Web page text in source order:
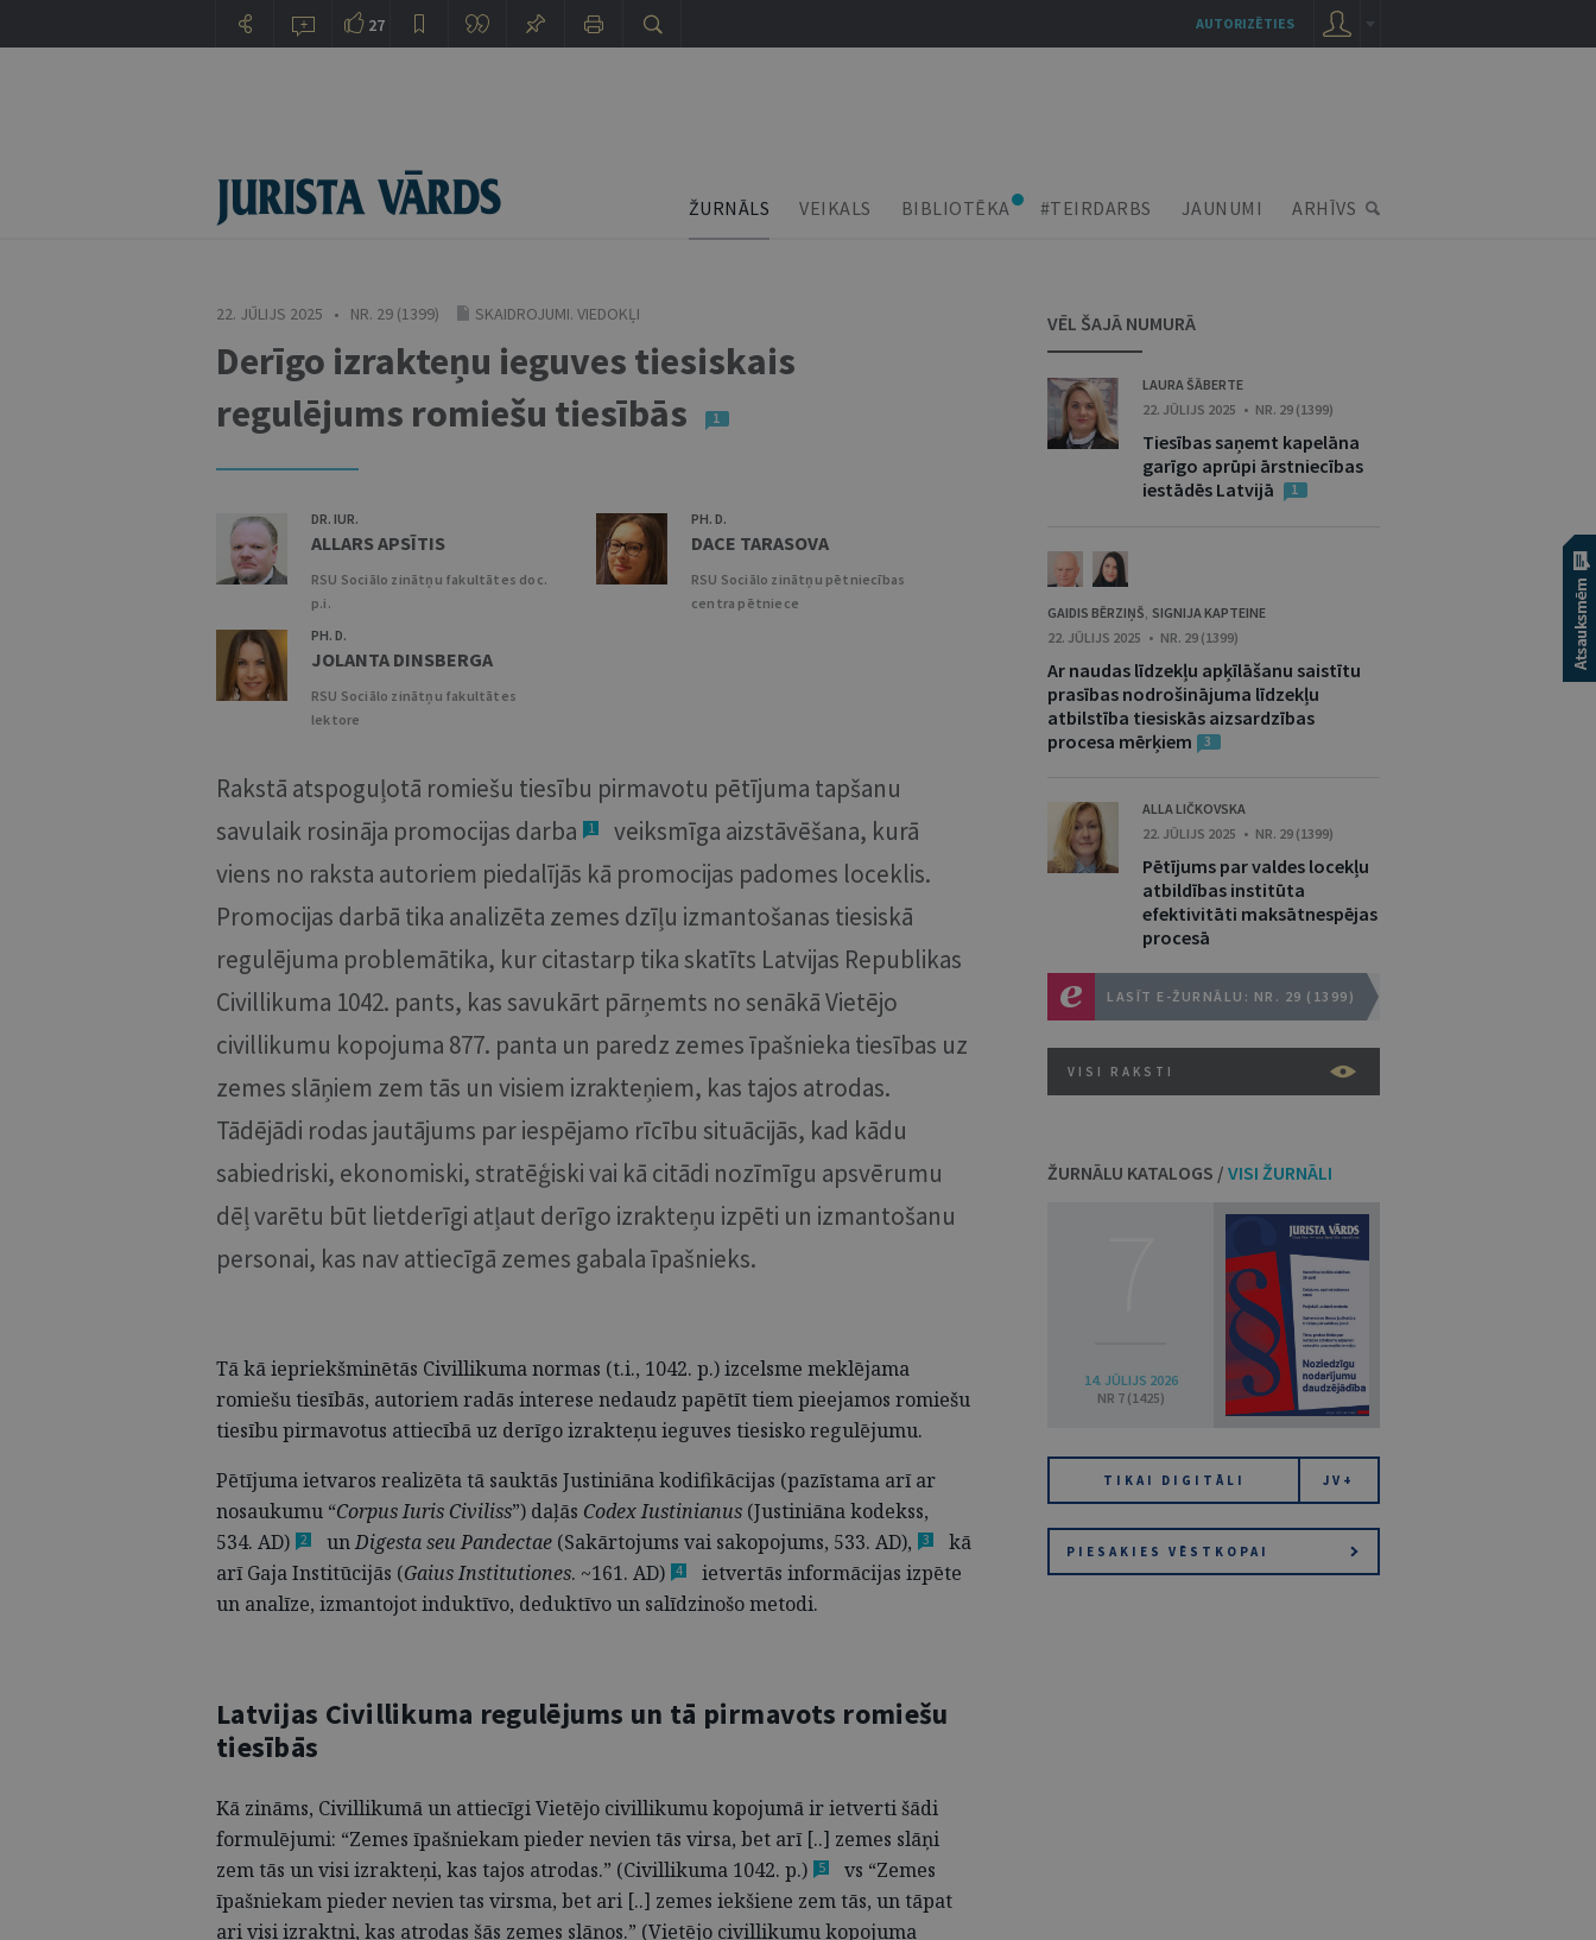
ŽURNĀLS VEIKALS BIBLIOTĒKA #TEIRDARBS JAUNUMI ARHĪVS
22. JŪLIJS 2025 • NR. 29 (1399) SKAIDROJUMI. VIEDOKĻI
Derīgo izrakteņu ieguves tiesiskais
regulējums romiešu tiesībās
1
DR. IUR.
ALLARS APSĪTIS
RSU Sociālo zinātņu fakultātes doc.
p.i.
PH. D.
DACE TARASOVA
RSU Sociālo zinātņu pētniecības
centra pētniece
PH. D.
JOLANTA DINSBERGA
RSU Sociālo zinātņu fakultātes
lektore
Rakstā atspoguļotā romiešu tiesību pirmavotu pētījuma tapšanu
savulaik rosināja promocijas darba
1
veiksmīga aizstāvēšana, kurā
viens no raksta autoriem piedalījās kā promocijas padomes loceklis.
Promocijas darbā tika analizēta zemes dzīļu izmantošanas tiesiskā
regulējuma problemātika, kur citastarp tika skatīts Latvijas Republikas
Civillikuma 1042. pants, kas savukārt pārņemts no senākā Vietējo
civillikumu kopojuma 877. panta un paredz zemes īpašnieka tiesības uz
zemes slāņiem zem tās un visiem izrakteņiem, kas tajos atrodas.
Tādējādi rodas jautājums par iespējamo rīcību situācijās, kad kādu
sabiedriski, ekonomiski, stratēģiski vai kā citādi nozīmīgu apsvērumu
dēļ varētu būt lietderīgi atļaut derīgo izrakteņu izpēti un izmantošanu
personai, kas nav attiecīgā zemes gabala īpašnieks.
Tā kā iepriekšminētās Civillikuma normas (t.i., 1042. p.) izcelsme meklējama
romiešu tiesībās, autoriem radās interese nedaudz papētīt tiem pieejamos romiešu
tiesību pirmavotus attiecībā uz derīgo izrakteņu ieguves tiesisko regulējumu.
Pētījuma ietvaros realizēta tā sauktās Justiniāna kodifikācijas (pazīstama arī ar
nosaukumu “Corpus Iuris Civiliss”) daļās Codex Iustinianus (Justiniāna kodekss,
534. AD) 2 unDigesta seu Pandectae (Sakārtojums vai sakopojums, 533. AD), 3
kā
arī Gaja Institūcijās (Gaius Institutiones. ~161. AD) 4
ietvertās informācijas izpēte
un analīze, izmantojot induktīvo, deduktīvo un salīdzinošo metodi.
Latvijas Civillikuma regulējums un tā pirmavots romiešu
tiesībās
Kā zināms, Civillikumā un attiecīgi Vietējo civillikumu kopojumāir ietverti šādi
formulējumi: “Zemes īpašniekam pieder nevien tās virsa, bet arī [..] zemes slāņi
zem tās un visi izrakteņi, kas tajos atrodas.” (Civillikuma 1042. p.) 5
vs “Zemes
īpašniekam pieder nevien tas virsma, bet ari [..] zemes iekšiene zem tās, un tāpat
ari visi izraktņi, kas atrodas šās zemes slāņos.” (Vietējo civillikumu kopojuma
VĒL ŠAJĀ NUMURĀ
LAURA ŠĀBERTE
22. JŪLIJS 2025 • NR. 29 (1399)
Tiesības saņemt kapelāna
garīgo aprūpi ārstniecības
iestādēs Latvijā
1
GAIDIS BĒRZIŅŠ, SIGNIJA KAPTEINE
22. JŪLIJS 2025 • NR. 29 (1399)
Ar naudas līdzekļu apķīlāšanu saistītu
prasības nodrošinājuma līdzekļu
atbilstība tiesiskās aizsardzības
procesa mērķiem
3
ALLA LIČKOVSKA
22. JŪLIJS 2025 • NR. 29 (1399)
Pētījums par valdes locekļu
atbildības institūta
efektivitāti maksātnespējas
procesā
LASĪT E-ŽURNĀLU: NR. 29 (1399)
VISI RAKSTI
ŽURNĀLU KATALOGS / VISI ŽURNĀLI
14. JŪLIJS 2026
NR 7 (1425)
TIKAI DIGITĀLI JV+
PIESAKIES VĒSTKOPAI
27 AUTORIZĒTIES